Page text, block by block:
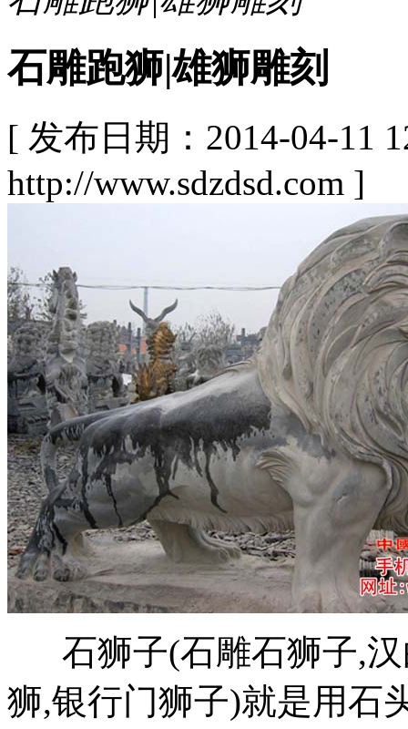
石雕跑狮|雄狮雕刻
[ 发布日期：2014-04-11
http://www.sdzdsd.com ]
石狮子(石雕石狮子,汉
狮,银行门狮子)就是用石